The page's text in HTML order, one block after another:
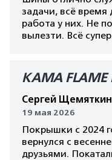
задачи, всё время
работа у них. Не
вылезти. Всё
КАМА
Сергей Щемяткин
19 мая 2026
Покрышки с 2024
вернулся с
друзьями.